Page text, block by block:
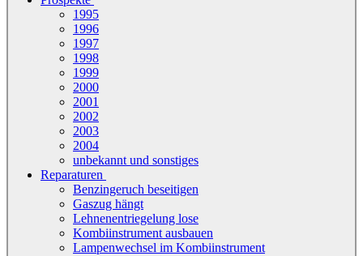
1995
1996
1997
1998
1999
2000
2001
2002
2003
2004
unbekannt und sonstiges
Reparaturen
Benzingeruch beseitigen
Gaszug hängt
Lehnenentriegelung lose
Kombiinstrument ausbauen
Lampenwechsel im Kombiinstrument